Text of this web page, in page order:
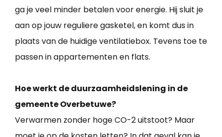
ga je veel minder betalen voor energie. Hij sluit je
aan op jouw reguliere gasketel, en komt dus in
plaats van de huidige ventilatiebox. Tevens toe te
passen in appartementen en flats.
Hoe werkt de duurzaamheidslening in de
gemeente Overbetuwe?
Verwarmen zonder hoge CO-2 uitstoot? Maar